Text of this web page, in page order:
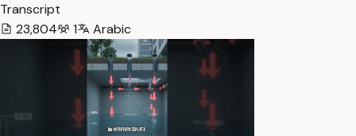
Transcript
23,804
1 Arabic